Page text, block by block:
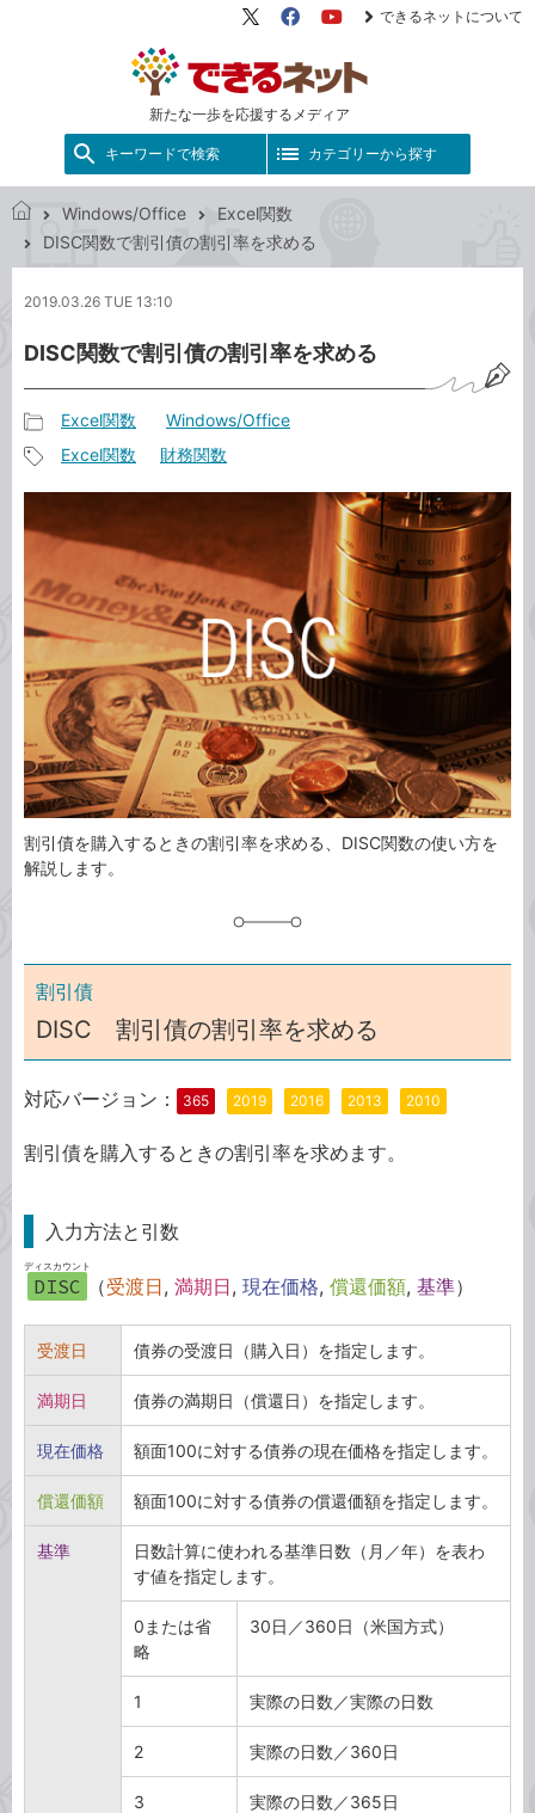
新たな一歩を応援するメディア
X（旧
FacebookYouTube
できるネットについて
キーワードで検索 カテゴリーから探す
で
ネ
ト
Windows/Office
Excel関数
DISC関数で割引債の割引率を求める
2019.03.26 TUE 13:10
DISC関数で割引債の割引率を求める
事
カ
テ
リ
Excel関数 Windows/Office
タ
Excel関数 財務関数
割引債を購入するときの割引率を求める、DISC関数の使い方を
解説します。
割引債
DISC 割引債の割引率を求める
対応バージョン： 365 2019 2016 2013 2010
割引債を購入するときの割引率を求めます。
入力方法と引数
DISC
ディスカウント
（受渡日, 満期日, 現在価格, 償還価額, 基準）
受渡日 債券の受渡日（購入日）を指定します。
満期日 債券の満期日（償還日）を指定します。
現在価格 額面100に対する債券の現在価格を指定します。
償還価額 額面100に対する債券の償還価額を指定します。
基準
日数計算に使われる基準日数（月／年）を表わ
す値を指定します。
0または省
略
30日／360日（米国方式）
1 実際の日数／実際の日数
2 実際の日数／360日
3 実際の日数／365日